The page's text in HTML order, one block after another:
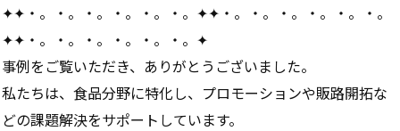
✦✦・。・。・。・。・。・。✦✦・。・。・。・。・。・。
✦✦・。・。・。・。・。・。✦
事例をご覧いただき、ありがとうございました。
私たちは、食品分野に特化し、プロモーションや販路開拓な
どの課題解決をサポートしています。